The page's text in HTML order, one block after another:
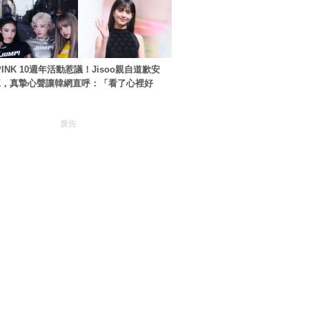
10週年活動惹議！Jisoo親自道歉安
真摯心聲讓韓網直呼：「看了心裡好
廣告